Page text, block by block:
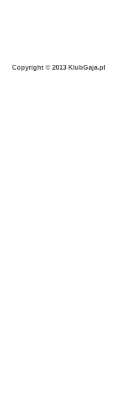
Copyright © 2013 KlubGaja.pl